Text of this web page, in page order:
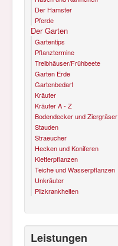
Der Hamster
Pferde
Der Garten
Gartentips
Pflanztermine
Treibhäuser/Frühbeete
Garten Erde
Gartenbedarf
Kräuter
Kräuter A - Z
Bodendecker und Ziergräser
Stauden
Straeucher
Hecken und Koniferen
Kletterpflanzen
Teiche und Wasserpflanzen
Unkräuter
Pilzkrankheiten
Leistungen